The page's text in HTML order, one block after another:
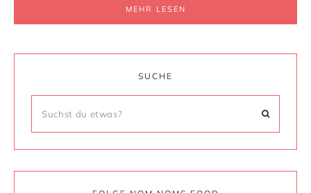
MEHR LESEN
SUCHE